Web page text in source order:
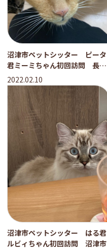
沼津市ペットシッター ピータ
君ミーミちゃん初回訪問 長泉
町
2022.02.10
沼津市ペットシッター はる君
ルビィちゃん初回訪問 沼津市